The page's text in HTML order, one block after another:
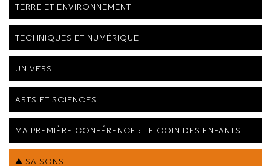
TERRE ET ENVIRONNEMENT
TECHNIQUES ET NUMÉRIQUE
UNIVERS
ARTS ET SCIENCES
MA PREMIÈRE CONFÉRENCE : LE COIN DES ENFANTS
SAISONS